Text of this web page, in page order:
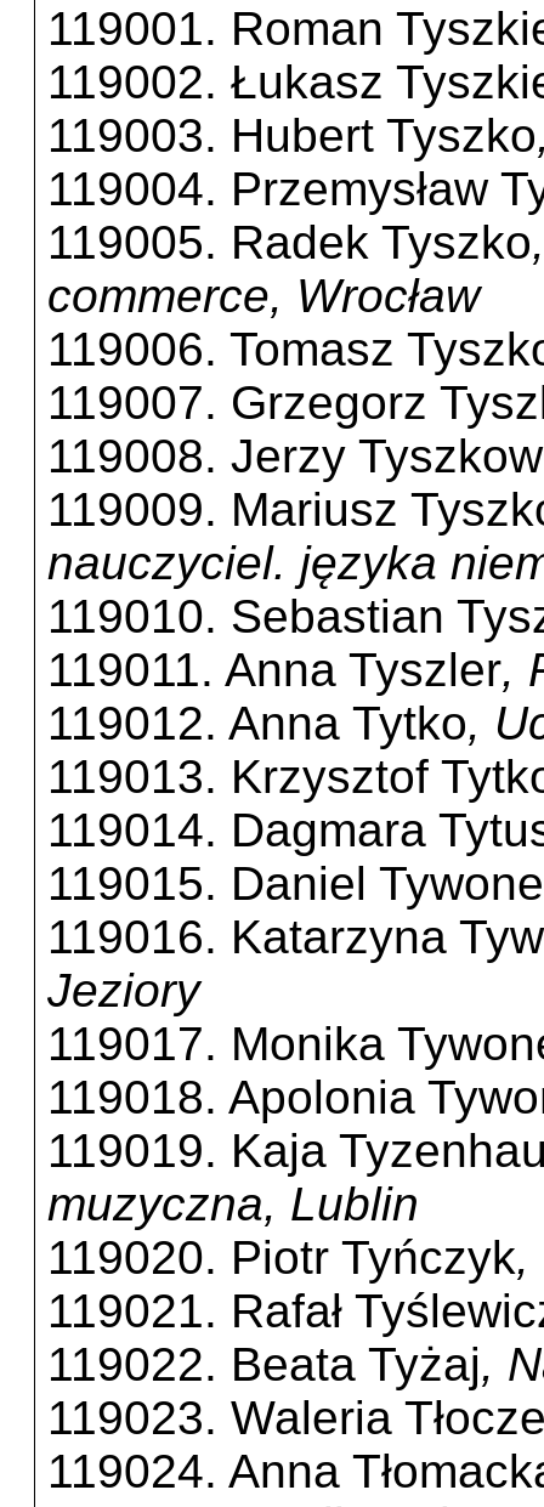
119001. Roman
119002. Łukasz
119003. Hubert Tyszko
119004. Przemysław
119005. Radek Tyszko
commerce, Wrocław
119006. Tomasz
119007. Grzegorz
119008. Jerzy
119009. Mariusz
nauczyciel. języka
119010. Sebastian
119011. Anna Tyszler,
119012. Anna Tytko,
119013. Krzysztof
119014. Dagmara
119015. Daniel
119016. Katarzyna
Jeziory
119017. Monika
119018. Apolonia
119019. Kaja
muzyczna, Lublin
119020. Piotr Tyńczyk,
119021. Rafał
119022. Beata Tyżaj,
119023. Waleria
119024. Anna